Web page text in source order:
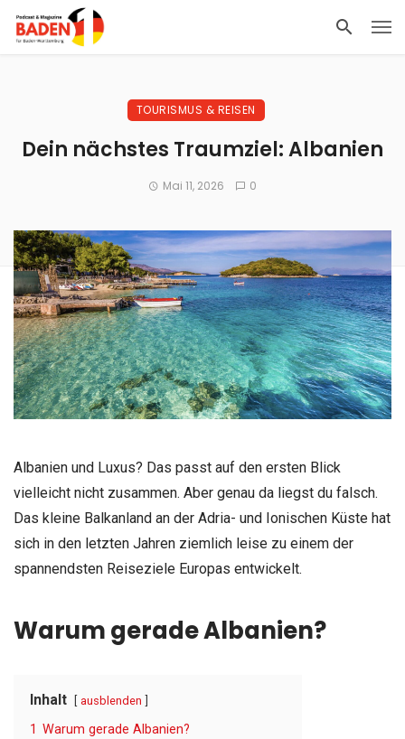
TOURISMUS & REISEN
Dein nächstes Traumziel: Albanien
Mai 11, 2026 0
Albanien und Luxus? Das passt auf den ersten Blick
vielleicht nicht zusammen. Aber genau da liegst du falsch.
Das kleine Balkanland an der Adria- und Ionischen Küste hat
sich in den letzten Jahren ziemlich leise zu einem der
spannendsten Reiseziele Europas entwickelt.
Warum gerade Albanien?
Inhalt ausblenden
1 Warum gerade Albanien?